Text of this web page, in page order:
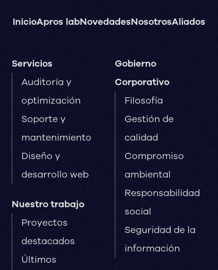
InicioApros labNovedadesNosotrosAliados
Servicios
Auditoría y
optimización
Soporte y
mantenimiento
Diseño y
desarrollo web
Nuestro trabajo
Proyectos
destacados
Últimos
Gobierno
Corporativo
Filosofía
Gestión de
calidad
Compromiso
ambiental
Responsabilidad
social
Seguridad de la
información